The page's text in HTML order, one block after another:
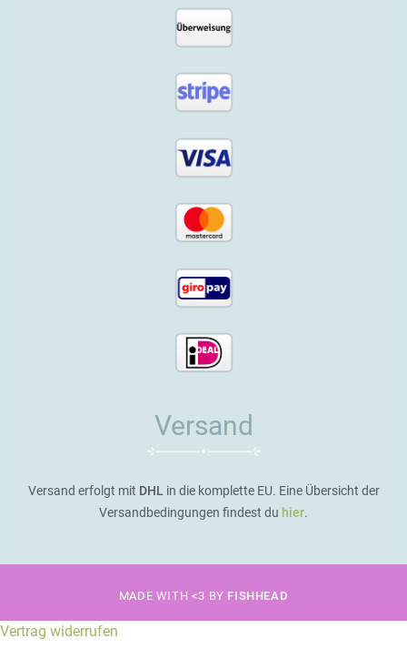
Versand
Versand erfolgt mit DHLin die komplette EU. Eine Übersicht der
Versandbedingungen findest du hier.
MADE WITH <3 BY FISHHEAD
Vertrag widerrufen